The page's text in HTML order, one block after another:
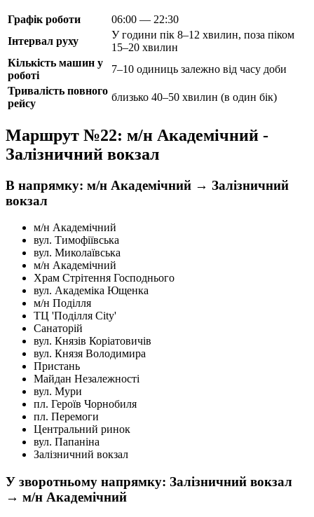
Графік роботи
06:00 — 22:30
Інтервал руху
У години пік 8–12 хвилин, поза піком
15–20 хвилин
Кількість машин у
роботі
7–10 одиниць залежно від часу доби
Тривалість повного
рейсу
близько 40–50 хвилин (в один бік)
Маршрут №22: м/н Академічний -
Залізничний вокзал
В напрямку: м/н Академічний → Залізничний
вокзал
м/н Академічний
вул. Тимофіївська
вул. Миколаївська
м/н Академічний
Храм Стрітення Господнього
вул. Академіка Ющенка
м/н Поділля
ТЦ 'Поділля City'
Санаторій
вул. Князів Коріатовичів
вул. Князя Володимира
Пристань
Майдан Незалежності
вул. Мури
пл. Героїв Чорнобиля
пл. Перемоги
Центральний ринок
вул. Папаніна
Залізничний вокзал
У зворотньому напрямку: Залізничний вокзал
→ м/н Академічний